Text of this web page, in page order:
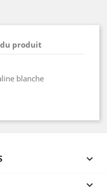
produit
blanche

